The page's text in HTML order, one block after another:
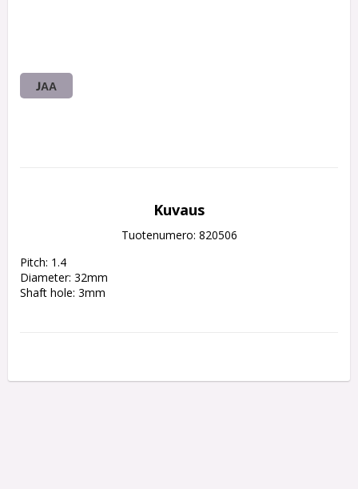
JAA
Kuvaus
Tuotenumero: 820506
Pitch: 1.4
Diameter: 32mm
Shaft hole: 3mm